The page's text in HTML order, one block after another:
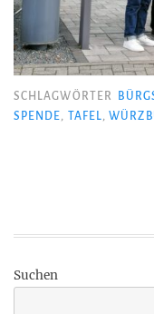
SCHLAGWÖRTER
SPENDE, TAFEL,
Suchen